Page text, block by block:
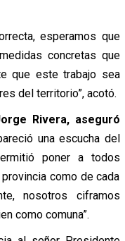
esperamos que
concretas que
que este trabajo sea
del territorio”, acotó.
Rivera, aseguró
una escucha del
poner a todos
como de cada
nosotros ciframos
como comuna”.